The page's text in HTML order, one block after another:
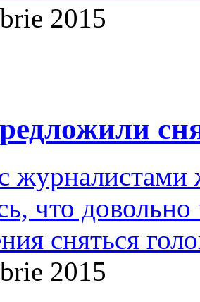
2015
что
сняться
2015